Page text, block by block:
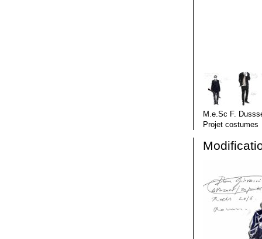
M.e.Sc F.
Projet costumes